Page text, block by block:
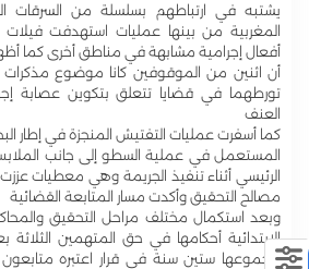
يشتبه في ارتباطهم بسلسلة من السرقات
المغربية من بينها عمليات استهدفت فيلات
أفعال إجرامية مشابهة في مناطق أخرى كما
أن اثنين من الموقوفين كانا موضوع
تورطهما في قضايا تتعلق بتكوين عصابة
العنف
كما أسفرت عمليات التفتيش المنجزة في إطار
المستعمل في عملية السطو إلى جانب الملابس
الرئيسي أثناء تنفيذ الجريمة وهي معطيات عززت
مصالح التحقيق وأكدت مسار المتابعة القضائية
وبعد استكمال مختلف مراحل التحقيق
الابتدائية أحكامها في حق المتهمين الثلاثة
مجموعها ستين سنة في قرار اعتبره